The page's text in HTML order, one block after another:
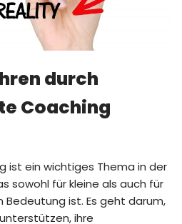
durch
Coaching
ist ein wichtiges Thema in der
sowohl für kleine als auch für
ist. Es geht darum,
ihre